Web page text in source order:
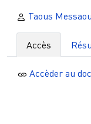
Taous
Accès
Accèder au